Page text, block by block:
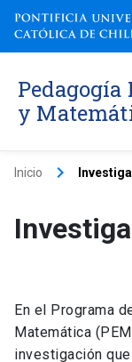
Pedagogía
y
Inicio keyboard_arrow_right
En el Programa
Matemática
investigación